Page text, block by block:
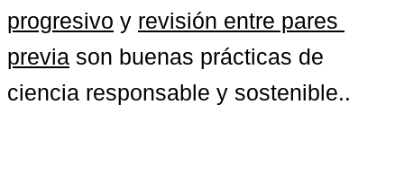
progresivo y revisión entre pares
previa son buenas prácticas de
ciencia responsable y sostenible..